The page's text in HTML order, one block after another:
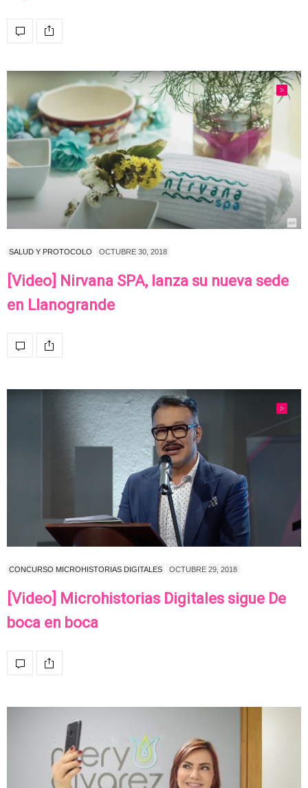
SALUD Y PROTOCOLO OCTUBRE 30, 2018
[Video] Nirvana SPA, lanza su nueva sede
en Llanogrande
CONCURSO MICROHISTORIAS DIGITALES OCTUBRE 29, 2018
[Video] Microhistorias Digitales sigue De
boca en boca